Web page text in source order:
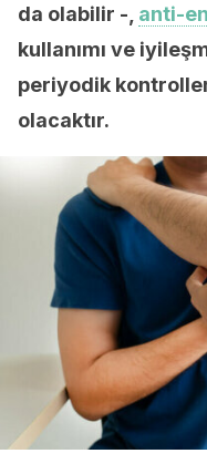
da olabilir -, anti-
kullanımı ve
periyodik
olacaktır.